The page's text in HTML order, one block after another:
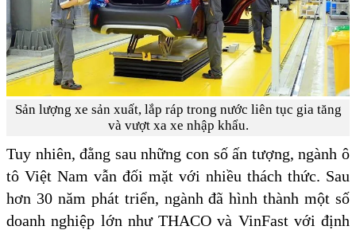
Sản lượng xe sản xuất, lắp ráp trong nước liên tục gia tăng
và vượt xa xe nhập khẩu.
Tuy nhiên, đằng sau những con số ấn tượng, ngành ô
tô Việt Nam vẫn đối mặt với nhiều thách thức. Sau
hơn 30 năm phát triển, ngành đã hình thành một số
doanh nghiệp lớn như THACO và VinFast với định